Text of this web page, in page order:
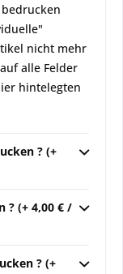
nicht mehr
alle Felder
hintelegten
? (+
? (+ 4,00 € /
? (+